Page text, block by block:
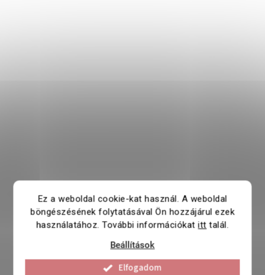
Ez a weboldal cookie-kat használ. A weboldal
böngészésének folytatásával Ön hozzájárul ezek
használatához. További információkatitt talál.
Beállítások
Elfogadom